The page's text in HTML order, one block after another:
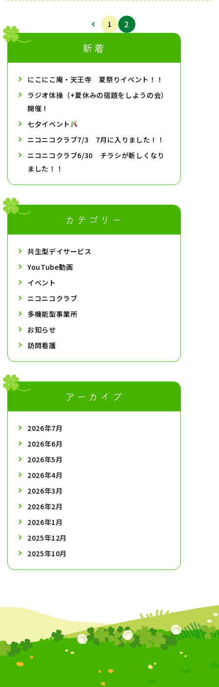
1 2
新着
にこにこ庵・天王寺 夏祭りイベント！！
ラジオ体操（+夏休みの宿題をしようの会）
開催！
七夕イベント
ニコニコクラブ7/3 7月に入りました！！
ニコニコクラブ6/30 チラシが新しくなり
ました！！
カテゴリー
共生型デイサービス
YouTube動画
イベント
ニコニコクラブ
多機能型事業所
お知らせ
訪問看護
アーカイブ
2026年7月
2026年6月
2026年5月
2026年4月
2026年3月
2026年2月
2026年1月
2025年12月
2025年10月